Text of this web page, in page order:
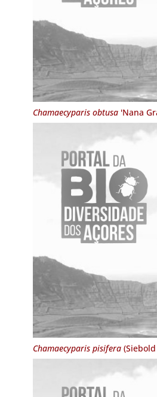
Chamaecyparis obtusa'Nana
Chamaecyparis pisifera(Siebold